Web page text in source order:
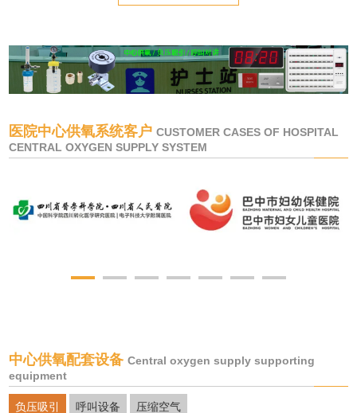
医院中心供氧系统客户 CUSTOMER CASES OF HOSPITAL
CENTRAL OXYGEN SUPPLY SYSTEM
中心供氧配套设备 Central oxygen supply supporting
equipment
负压吸引 呼叫设备 压缩空气